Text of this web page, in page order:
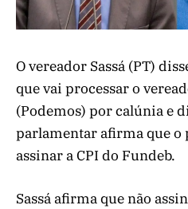
O vereador Sassá (PT)
que vai processar o
(Podemos) por calúnia e
parlamentar afirma que o
assinar a CPI do Fundeb.
Sassá afirma que não